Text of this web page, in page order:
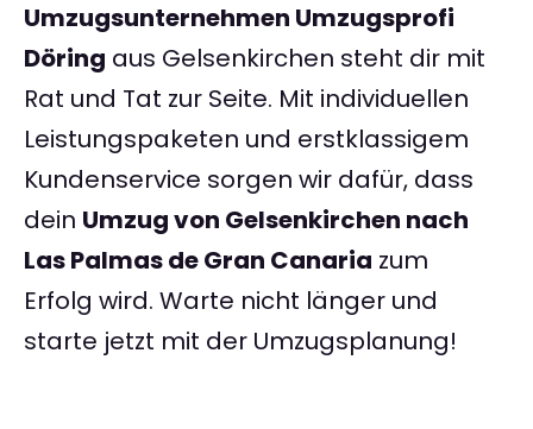
Umzugsunternehmen Umzugsprofi
Döring aus Gelsenkirchen steht dir mit
Rat und Tat zur Seite. Mit individuellen
Leistungspaketen und erstklassigem
Kundenservice sorgen wir dafür, dass
dein Umzug von Gelsenkirchen nach
Las Palmas de Gran Canaria zum
Erfolg wird. Warte nicht länger und
starte jetzt mit der Umzugsplanung!